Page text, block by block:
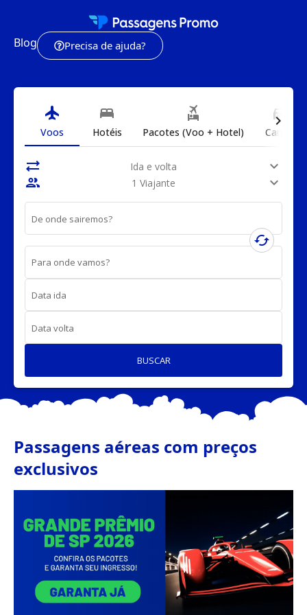
Blog Precisa de ajuda?
flight
Voos
bed
Hotéis
flights_and_hotels
Pacotes (Voo + Hotel)
directions_car
Carros
sync_alt Ida e volta
expand_more
people
1 Viajante expand_more
De onde sairemos?
cached
Para onde vamos?
Data ida
Data volta
BUSCAR
chevron_right
Passagens aéreas com preços
exclusivos